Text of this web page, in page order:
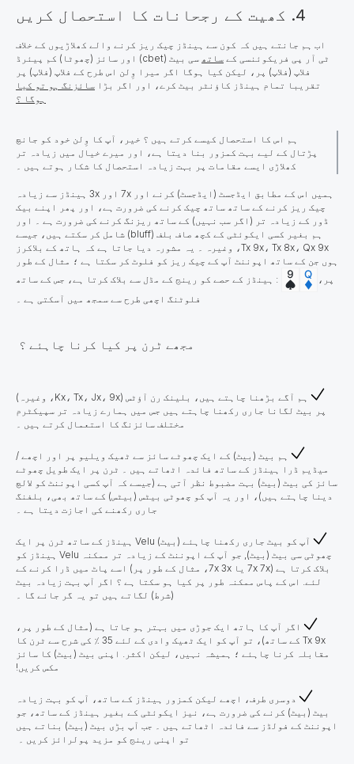
4. کھیت کے رجحانات کا استحصال کریں
اب ہم جانتے ہیں کہ کون سے ہینڈز چیک ریز کرنے والے کھلاڑیوں کے خلاف
ٹی آر پی فریکوئنسی کے ساتھ
سی بیٹ (cbet) اور سائز (چھوٹا) کم پیئرڈ
فلاپ (فلاپ) پر، لیکن کیا ہوگا اگر میرا وِلن اس طرح کے فلاپ (فلاپ) پر
تقریبا تمام ہینڈز کاؤنٹر بیٹ کرے، اور اگر بڑا سائزنگ ہو تو کیا
ہوگا ؟
ہم اس کا استحصال کیسے کرتے ہیں ؟ خیر، آپ کا وِلن خود کو جانچ
پڑتال کے لیے بہت کمزور بنا دیتا ہے، اور میرے خیال میں زیادہ تر
کھلاڑی ایسے مقامات پر بہت زیادہ استحصال کا شکار ہوتے ہیں ۔
ہمیں اس کے مطابق ایڈجسٹ (ایڈجسٹ) کرنے اور 7x اور 3x ہینڈز سے زیادہ
چیک ریز کرنے کے ساتھ ساتھ چیک کرنے کی ضرورت ہے، اور پھر اپنے بیک
ڈور کے زیادہ تر (اگر سب نہیں) کے ساتھ ریزنگ کرنے کی ضرورت ہے ۔ اور
ہم بغیر کسی ایکوئٹی کے کچھ صاف بلف (bluff) شامل کر سکتے ہیں، جیسے
Tx 9x، Tx 8x، Qx 9x، وغیرہ ۔ یہ مشورہ دیا جاتا ہے کہ ہاتھ کے بلاکرز
ہوں جن کے ساتھ اپوننٹ آپ کے چیک ریز کو فلوٹ کر سکتا ہے ؛ مثال کے طور
پر،
: ہینڈز کے حصے کو رینج کے مڈل سے بلاک کرتا ہے، جس کے ساتھ
فلوٹنگ اچھی طرح سے سمجھ میں آسکتی ہے ۔
مجھے ٹرن پر کیا کرنا چاہئے ؟
ہم آگے بڑھنا چاہتے ہیں، بلینک رن آؤٹس (Kx، Tx، Jx، 9x، وغیرہ)
پر بیٹ لگانا جاری رکھنا چاہتے ہیں جس میں ہمارے زیادہ تر سپیکٹرم
مختلف سائزنگ کا استعمال کرتے ہیں ۔
ہم بیٹ (بیٹ) کے ایک چھوٹے سائز سے ٹھیک ویلیو پر اور اچھے /
میڈیم ڈرا ہینڈز کے ساتھ فائدہ اٹھاتے ہیں ۔ ٹرن پر ایک طویل چھوٹے
سائز کی بیٹ (بیٹ) بہت مضبوط نظر آتی ہے (جیسے کہ آپ کسی اپوننٹ کو لالچ
دینا چاہتے ہیں)، اور یہ آپ کو چھوٹی بیٹس (بیٹس) کے ساتھ بھی، بلفنگ
جاری رکھنے کی اجازت دیتا ہے ۔
آپ کو بیٹ جاری رکھنا چاہئے (بیٹ) Velu ہینڈز کے ساتھ ٹرن پر ایک
چھوٹی سی بیٹ (بیٹ), جو آپ کے اپوننٹ کے زیادہ تر ممکنہ Velu ہینڈز کو
بلاک کرتا ہے (7x 7x یا 7x 3x، مثال کے طور پر) اسے پاٹ میں ڈرا کرنے کے
لئے. اس کے پاس ممکنہ طور پر کیا ہو سکتا ہے ؟ اگر آپ بہت زیادہ بیٹ
(شرط) لگاتے ہیں تو یہ گر جائے گا ۔
اگر آپ کا ہاتھ ایک جوڑی میں بہتر ہو جاتا ہے (مثال کے طور پر،
Tx 9x کے ساتھ)، تو آپ کو ایک ٹھیک وادی کے لئے 35 ٪ کی شرح سے ٹرن کا
مقابلہ کرنا چاہئے ؛ ہمیشہ نہیں، لیکن اکثر. اپنی بیٹ (بیٹ) کا سائز
مکس کریں!
دوسری طرف، اچھے لیکن کمزور ہینڈز کے ساتھ، آپ کو بہت زیادہ
بیٹ (بیٹ) کرنے کی ضرورت ہے، نیز ایکوئٹی کے بغیر ہینڈز کے ساتھ، جو
اپوننٹ کے فولڈز سے فائدہ اٹھاتے ہیں ۔ جب آپ بڑی بیٹ (بیٹ) بناتے ہیں
تو اپنی رینج کو مزید پولرائز کریں ۔